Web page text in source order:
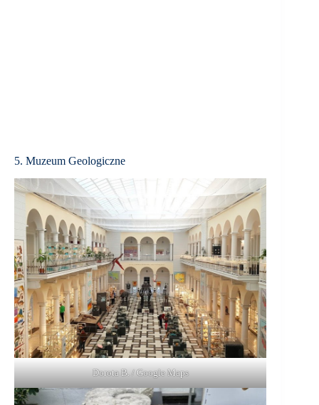
5. Muzeum Geologiczne
Dorota B. / Google Maps